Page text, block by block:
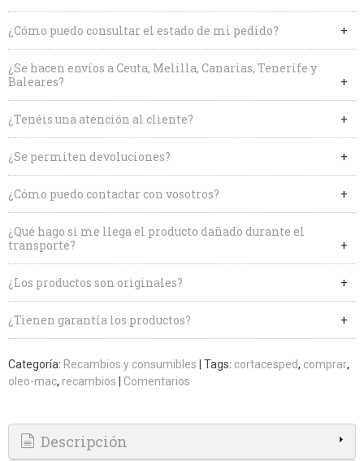
¿Cómo puedo consultar el estado de mi pedido?
¿Se hacen envíos a Ceuta, Melilla, Canarias, Tenerife y
Baleares?
¿Tenéis una atención al cliente?
¿Se permiten devoluciones?
¿Cómo puedo contactar con vosotros?
¿Qué hago si me llega el producto dañado durante el
transporte?
¿Los productos son originales?
¿Tienen garantía los productos?
Categoría: Recambios y consumibles Tags: cortacesped comprar
oleo-mac recambios Comentarios
Descripción